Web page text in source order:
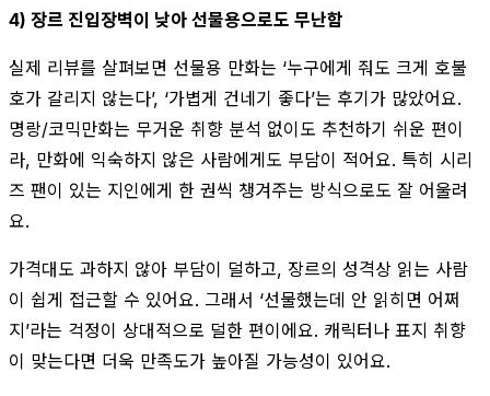
4) 장르 진입장벽이 낮아 선물용으로도 무난함
실제 리뷰를 살펴보면 선물용 만화는 ‘누구에게 줘도 크게 호불
호가 갈리지 않는다’, ‘가볍게 건네기 좋다’는 후기가 많았어요.
명랑/코믹만화는 무거운 취향 분석 없이도 추천하기 쉬운 편이
라, 만화에 익숙하지 않은 사람에게도 부담이 적어요. 특히 시리
즈 팬이 있는 지인에게 한 권씩 챙겨주는 방식으로도 잘 어울려
요.
가격대도 과하지 않아 부담이 덜하고, 장르의 성격상 읽는 사람
이 쉽게 접근할 수 있어요. 그래서 ‘선물했는데 안 읽히면 어쩌
지’라는 걱정이 상대적으로 덜한 편이에요. 캐릭터나 표지 취향
이 맞는다면 더욱 만족도가 높아질 가능성이 있어요.